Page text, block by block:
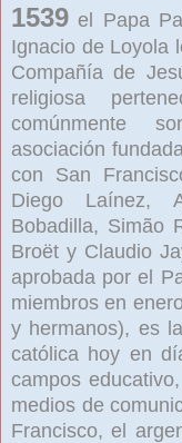
1539 el Papa
Ignacio de Loyola
Compañía de
religiosa
comúnmente
asociación
con San
Diego Laínez,
Bobadilla, Simão
Broët y Claudio
aprobada por el
miembros en
y hermanos), es
católica hoy en
campos
medios de
Francisco, el